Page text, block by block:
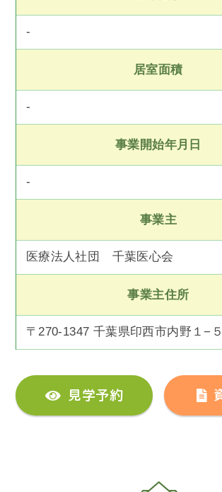
-
居室面積
-
事業開始年月日
-
事業主
医療法人社団 千葉医心会
事業主住所
〒270-1347 千葉県印西市内野１−
見学予約